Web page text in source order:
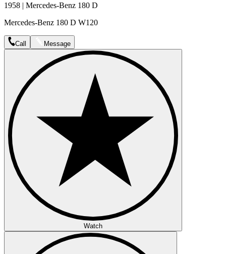
1958 | Mercedes-Benz 180 D
Mercedes-Benz 180 D W120
Call Message
Watch